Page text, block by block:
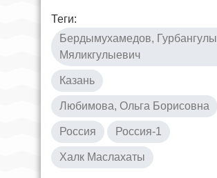
Теги:
Бердымухамедов, Гурбангулы
Мяликгулыевич
Казань
Любимова, Ольга Борисовна
Россия Россия-1
Халк Маслахаты